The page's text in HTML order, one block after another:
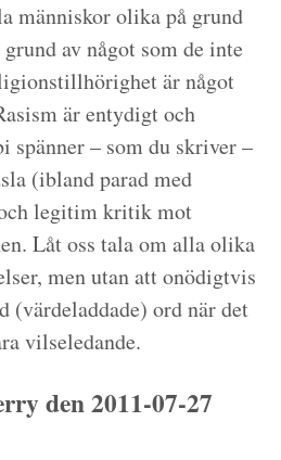
människor olika på grund
av något som de inte
är något
är entydigt och
– som du skriver –
(ibland parad med
legitim kritik mot
Låt oss tala om alla olika
men utan att onödigtvis
(värdeladdade) ord när det
vilseledande.
den 2011-07-27